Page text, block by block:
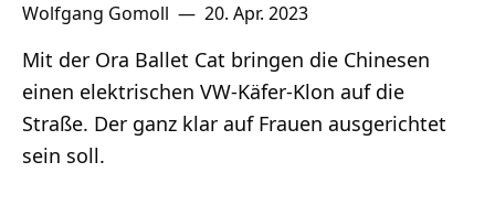
Wolfgang Gomoll — 20. Apr. 2023
Mit der Ora Ballet Cat bringen die Chinesen
einen elektrischen VW-Käfer-Klon auf die
Straße. Der ganz klar auf Frauen ausgerichtet
sein soll.